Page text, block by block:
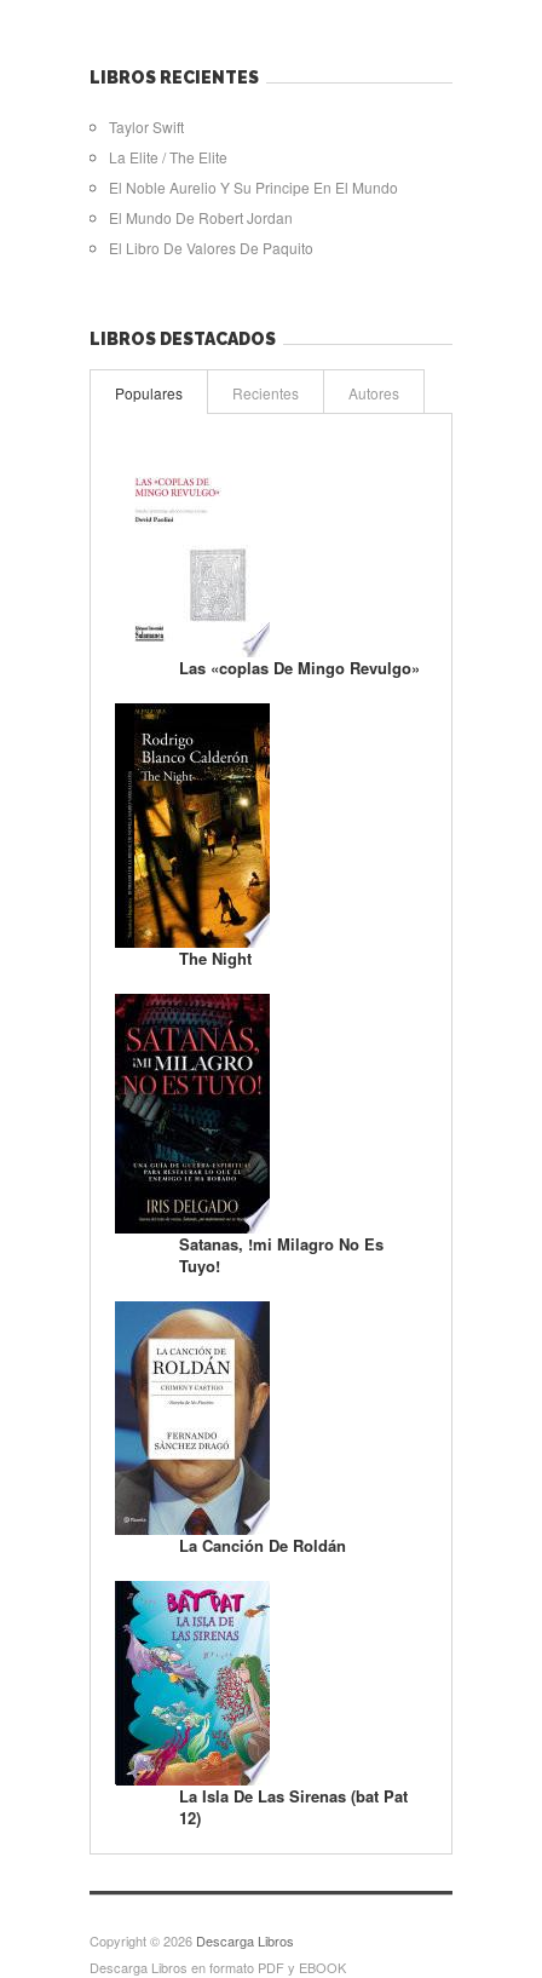
LIBROS RECIENTES
Taylor Swift
La Elite / The Elite
El Noble Aurelio Y Su Principe En El Mundo
El Mundo De Robert Jordan
El Libro De Valores De Paquito
LIBROS DESTACADOS
Populares Recientes Autores
Las «coplas De Mingo Revulgo»
The Night
Satanas, !mi Milagro No Es
Tuyo!
La Canción De Roldán
La Isla De Las Sirenas (bat Pat
12)
Copyright © 2026 Descarga Libros
Descarga Libros en formato PDF y EBOOK